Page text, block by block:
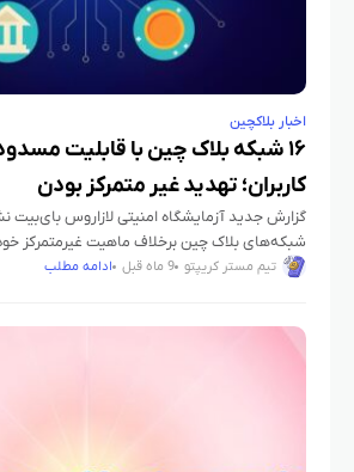
اخبار بلاکچین
۱۶ شبکه بلاک چین با قابلیت
کاربران؛ تهدید غیر متمرکز بودن
گزارش جدید آزمایشگاه امنیتی لازاروس
شبکه‌های بلاک چین برخلاف ماهیت غیرمتمرکز
مسدودسازی یا محدود کردن دارایی کاربران را
تیم مستر کریپتو 9 ماه قبل ادامه مطلب